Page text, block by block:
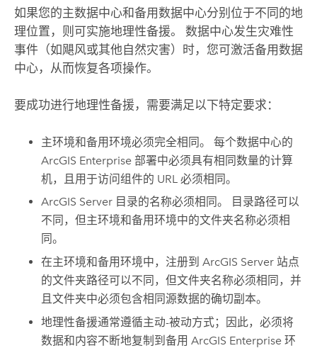
如果您的主数据中心和备用数据中心分别位于不同的地
理位置，则可实施地理性备援。 数据中心发生灾难性
事件（如飓风或其他自然灾害）时，您可激活备用数据
中心，从而恢复各项操作。
要成功进行地理性备援，需要满足以下特定要求：
主环境和备用环境必须完全相同。 每个数据中心的
ArcGIS Enterprise 部署中必须具有相同数量的计算
机，且用于访问组件的 URL 必须相同。
ArcGIS Server 目录的名称必须相同。 目录路径可以
不同，但主环境和备用环境中的文件夹名称必须相
同。
在主环境和备用环境中，注册到ArcGIS Server 站点
的文件夹路径可以不同，但文件夹名称必须相同，并
且文件夹中必须包含相同源数据的确切副本。
地理性备援通常遵循主动-被动方式；因此，必须将
数据和内容不断地复制到备用ArcGIS Enterprise 环